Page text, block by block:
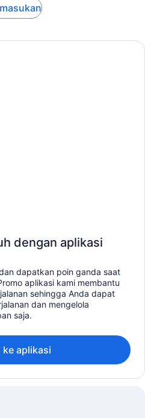
dengan aplikasi
dapatkan poin ganda saat
aplikasi kami membantu
sehingga Anda dapat
dan mengelola
saja.
ke aplikasi